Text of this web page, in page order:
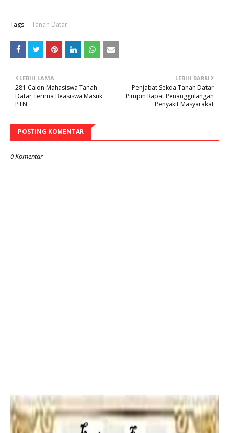
Tags: Tanah Datar
LEBIH BARU
Penjabat Sekda Tanah Datar
Pimpin Rapat Penanggulangan
Penyakit Masyarakat
LEBIH LAMA
281 Calon Mahasiswa Tanah
Datar Terima Beasiswa Masuk
PTN
POSTING KOMENTAR
0 Komentar